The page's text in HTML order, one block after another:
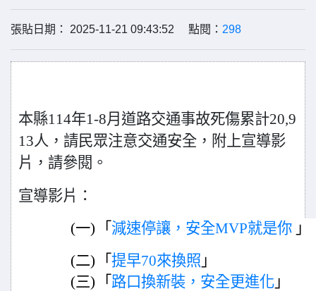
張貼日期： 2025-11-21 09:43:52 點閱： 298
本縣114年1-8月道路交通事故死傷累計20,9
13人，請民眾注意交通安全，附上宣導影
片，請參閱。
宣導影片：
(一)
「 減速停讓，安全MVP就是你 」
(二)
「 提早70來換照 」
(三)
「 路口換新裝，安全更進化 」